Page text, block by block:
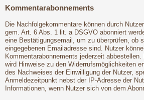
Kommentarabonnements
Die Nachfolgekommentare können durch
gem. Art. 6 Abs. 1 lit. a DSGVO abonniert
eine Bestätigungsemail, um zu überprüfen, ob
eingegebenen Emailadresse sind. Nutzer
Kommentarabonnements jederzeit abbestellen.
wird Hinweise zu den Widerrufsmöglichkeiten
des Nachweises der Einwilligung der Nutzer,
Anmeldezeitpunkt nebst der IP-Adresse der
Informationen, wenn Nutzer sich von dem